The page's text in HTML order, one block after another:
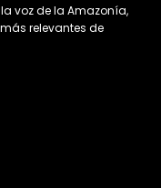
voz de la Amazonía,
relevantes de